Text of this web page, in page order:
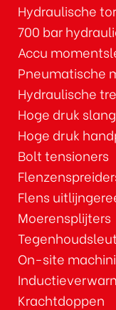
Hydraulische
700 bar
Accu
Pneumatische
Hydraulische
Hoge druk
Hoge druk
Bolt tensioners
Flens
Moerensplijters
On-site
Krachtdoppen